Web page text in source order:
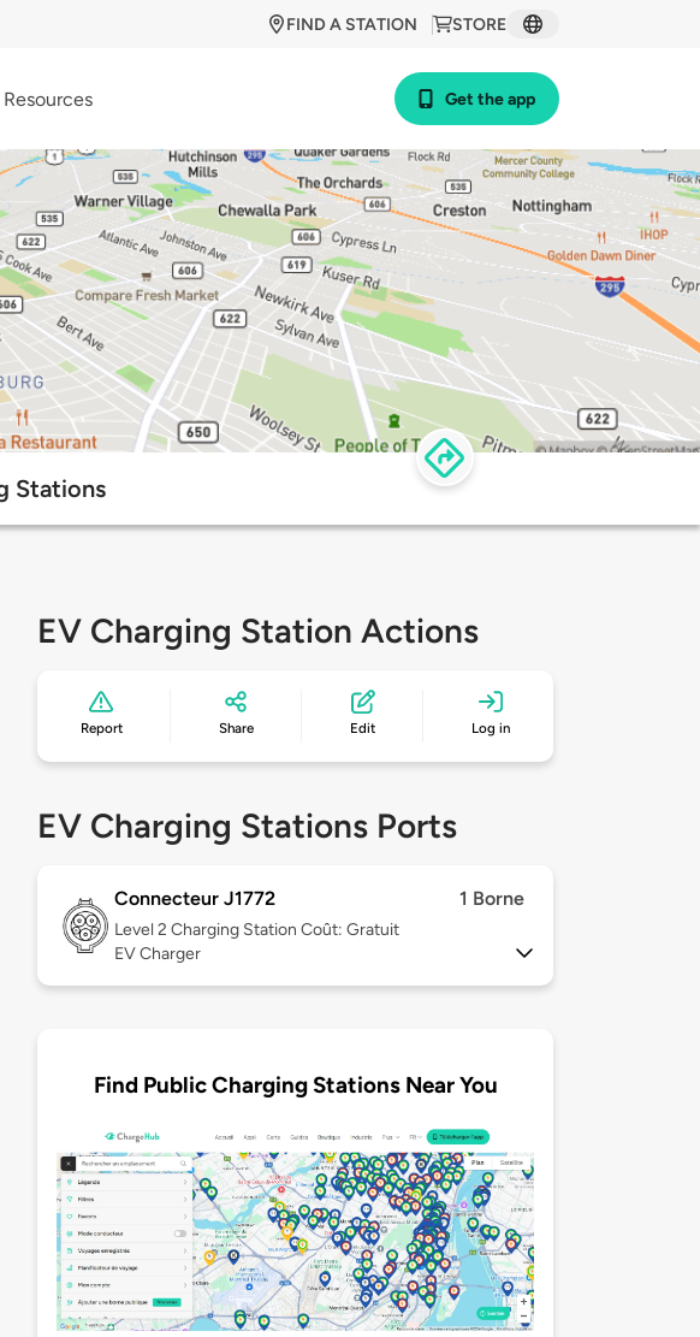
STORE
FIND A STATION
Resources Get the app
Stations
EV Charging Station Actions
Report Share Edit Log in
EV Charging Stations Ports
Connecteur J1772 1 Borne
Level 2 Charging Station Coût: Gratuit
EV Charger
Find Public Charging Stations Near You